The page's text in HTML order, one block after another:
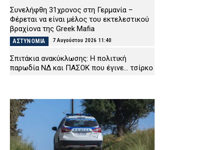
Συνελήφθη 31χρονος στη Γερμανία –
Φέρεται να είναι μέλος του εκτελεστικού
βραχίονα της Greek Mafia
ΑΣΤΥΝΟΜΙΑ 7 Αυγούστου 2026 11:40
Σπιτάκια ανακύκλωσης: Η πολιτική
παρωδία ΝΔ και ΠΑΣΟΚ που έγινε… τσίρκο
Θανατηφόρο τροχαίο στη Σπάρτη: Φορτηγό
εξετράπη και έπεσε σε γκρεμό – Νεκρός ο
48χρονος οδηγός (βίντεο)
ΕΙΔΗΣΕΙΣ 7 Αυγούστου 2026 11:14
Οικογενειακή τραγωδία στις Σέρρες: